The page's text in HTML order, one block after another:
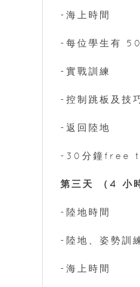
-海上時間
-每位學生有
-實戰訓練
-控制跳板及技
-返回陸地
-30分鐘free
第三天 （4 小
-陸地時間
-陸地、姿勢訓
-海上時間